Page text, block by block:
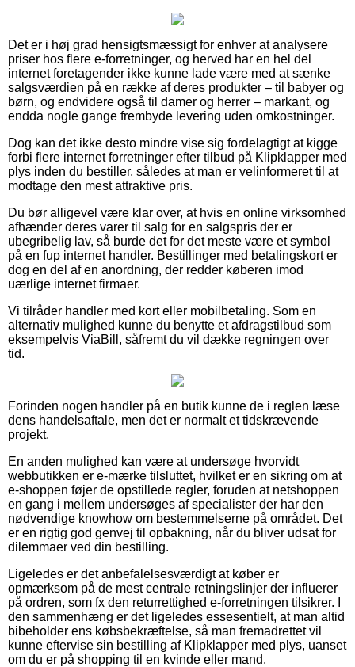
Det er i høj grad hensigtsmæssigt for enhver at analysere
priser hos flere e-forretninger, og herved har en hel del
internet foretagender ikke kunne lade være med at sænke
salgsværdien på en række af deres produkter – til babyer og
børn, og endvidere også til damer og herrer – markant, og
endda nogle gange frembyde levering uden omkostninger.
Dog kan det ikke desto mindre vise sig fordelagtigt at kigge
forbi flere internet forretninger efter tilbud på Klipklapper med
plys inden du bestiller, således at man er velinformeret til at
modtage den mest attraktive pris.
Du bør alligevel være klar over, at hvis en online virksomhed
afhænder deres varer til salg for en salgspris der er
ubegribelig lav, så burde det for det meste være et symbol
på en fup internet handler. Bestillinger med betalingskort er
dog en del af en anordning, der redder køberen imod
uærlige internet firmaer.
Vi tilråder handler med kort eller mobilbetaling. Som en
alternativ mulighed kunne du benytte et afdragstilbud som
eksempelvis ViaBill, såfremt du vil dække regningen over
tid.
Forinden nogen handler på en butik kunne de i reglen læse
dens handelsaftale, men det er normalt et tidskrævende
projekt.
En anden mulighed kan være at undersøge hvorvidt
webbutikken er e-mærke tilsluttet, hvilket er en sikring om at
e-shoppen føjer de opstillede regler, foruden at netshoppen
en gang i mellem undersøges af specialister der har den
nødvendige knowhow om bestemmelserne på området. Det
er en rigtig god genvej til opbakning, når du bliver udsat for
dilemmaer ved din bestilling.
Ligeledes er det anbefalelsesværdigt at køber er
opmærksom på de mest centrale retningslinjer der influerer
på ordren, som fx den returrettighed e-forretningen tilsikrer. I
den sammenhæng er det ligeledes essesentielt, at man altid
bibeholder ens købsbekræftelse, så man fremadrettet vil
kunne eftervise sin bestilling af Klipklapper med plys, uanset
om du er på shopping til en kvinde eller mand.